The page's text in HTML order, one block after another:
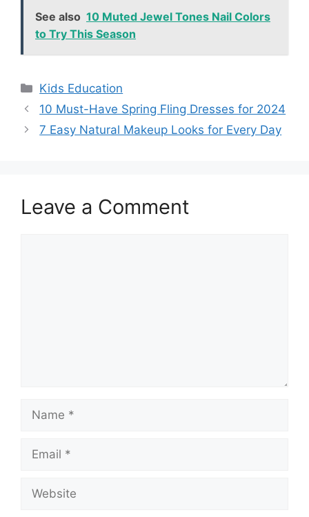
See also 10 Muted Jewel Tones Nail Colors
to Try This Season
Categories
Kids Education
10 Must-Have Spring Fling Dresses for 2024
7 Easy Natural Makeup Looks for Every Day
Leave a Comment